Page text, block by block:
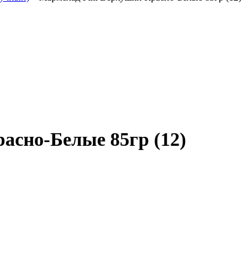
Белые 85гр (12)